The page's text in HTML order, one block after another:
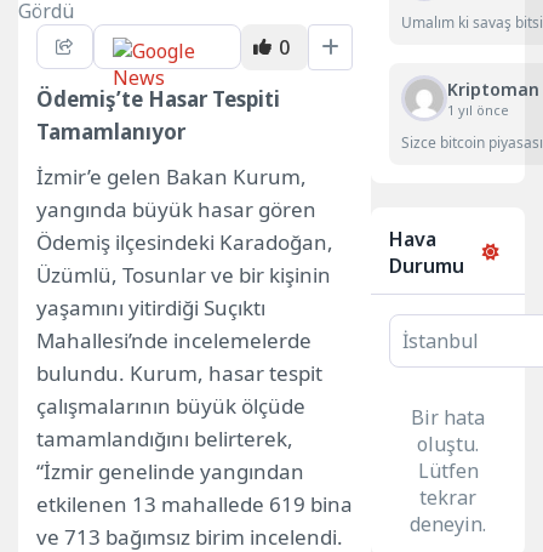
0
Ödemiş’te Hasar Tespiti
Tamamlanıyor
İzmir’e gelen Bakan Kurum,
yangında büyük hasar gören
Ödemiş ilçesindeki Karadoğan,
Üzümlü, Tosunlar ve bir kişinin
yaşamını yitirdiği Suçıktı
Mahallesi’nde incelemelerde
bulundu. Kurum, hasar tespit
çalışmalarının büyük ölçüde
tamamlandığını belirterek,
“İzmir genelinde yangından
etkilenen 13 mahallede 619 bina
ve 713 bağımsız birim incelendi.
Umalım ki savaş
Kriptoman
1 yıl önce
Sizce bitcoin
Hava
Durumu
Bir hata
oluştu.
Lütfen
tekrar
deneyin.